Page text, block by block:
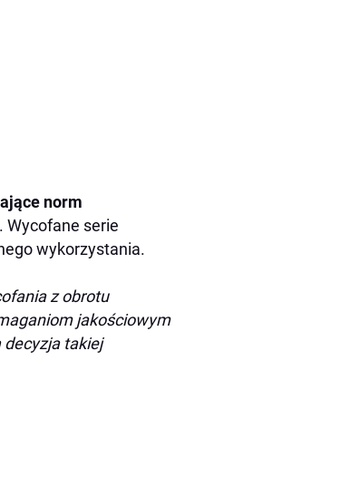
norm
Wycofane serie
wykorzystania.
z obrotu
jakościowym
takiej